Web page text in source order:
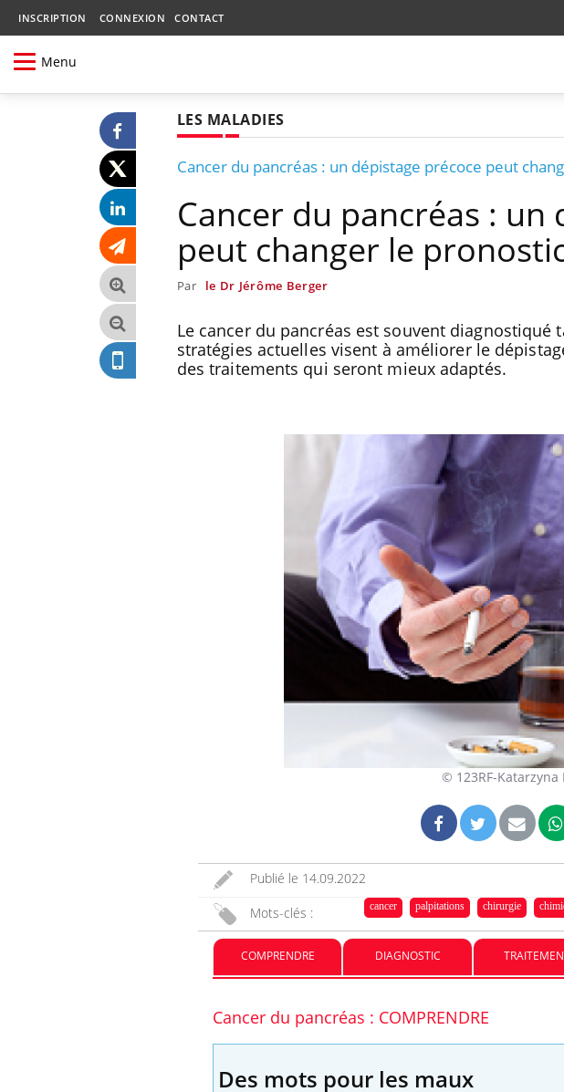
INSCRIPTION CONNEXION CONTACT
Menu
LES MALADIES
Cancer du pancréas : un dépistage précoce peut
Cancer du pancréas : un
peut changer le
Par le Dr Jérôme Berger
Le cancer du pancréas est souvent diagnostiqué
stratégies actuelles visent à améliorer le
des traitements qui seront mieux adaptés.
© 123RF-Katarzyna
Publié le 14.09.2022
Mots-clés :
cancer palpitations chirurgie
COMPRENDRE DIAGNOSTIC
Cancer du pancréas : COMPRENDRE
Des mots pour les maux
Les crises
peuvent-
sans raison
Fatigue en
normal ou
maladie ?
Et si les
bientôt
plombage ?
Youtube
Eczéma Chronique des
expliquer ma maladie
Il y a des sujets qui sont
d'autres non ! D'un côté,